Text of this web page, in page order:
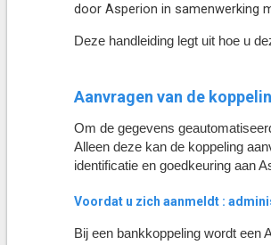
door Asperion in samenwerking
Deze handleiding legt uit hoe u
Aanvragen van de
Om de gegevens
Alleen deze kan de koppeling
identificatie en goedkeuring aan
Voordat u zich aanmeldt :
Bij een bankkoppeling wordt een